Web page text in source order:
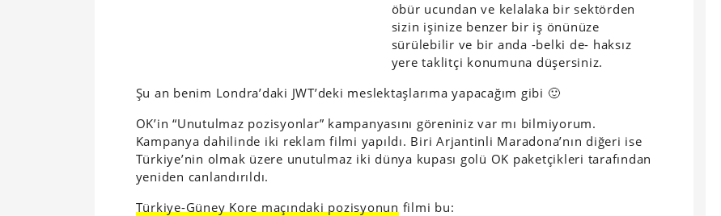
öbür ucundan ve kelalaka bir sektörden
sizin işinize benzer bir iş önünüze
sürülebilir ve bir anda -belki de- haksız
yere taklitçi konumuna düşersiniz.
Şu an benim Londra’daki JWT’deki meslektaşlarıma yapacağım gibi 🙂
OK’in “Unutulmaz pozisyonlar” kampanyasını göreniniz var mı bilmiyorum.
Kampanya dahilinde iki reklam filmi yapıldı. Biri Arjantinli Maradona’nın diğeri ise
Türkiye’nin olmak üzere unutulmaz iki dünya kupası golü OK paketçikleri tarafından
yeniden canlandırıldı.
Türkiye-Güney Kore maçındaki pozisyonun filmi bu: